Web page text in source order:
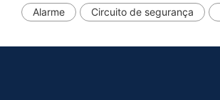
Alarme Circuito de segurança